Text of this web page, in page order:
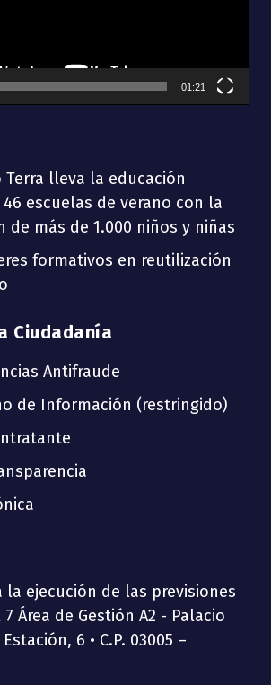
01:21
Terra lleva la educación
escuelas de verano con la
de más de 1.000 niños y niñas
formativos en reutilización
Ciudadanía
Antifraude
de Información (restringido)
la ejecución de las previsiones
Área de Gestión A2 - Palacio
6 • C.P. 03005 –